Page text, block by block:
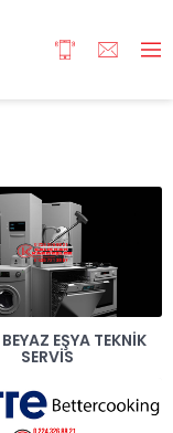
EŞYA TEKNIK
SERVIS